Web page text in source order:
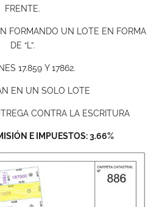
FRENTE.
FORMANDO UN LOTE EN FORMA
DE “L”.
17.859 Y 17862.
EN UN SOLO LOTE
CONTRA LA ESCRITURA
E IMPUESTOS: 3.66%